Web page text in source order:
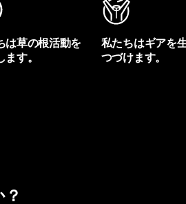
は草の根活動を
す。
私たちはギアを
つづけます。